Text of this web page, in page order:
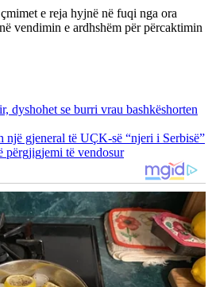
e reja hyjnë në fuqi nga ora
vendimin e ardhshëm për përcaktimin
dyshohet se burri vrau bashkëshorten
gjeneral të UÇK-së “njeri i Serbisë”
përgjigjemi të vendosur